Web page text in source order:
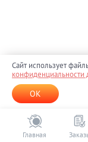
Главная
Сайт использует
конфиденциальности
OK